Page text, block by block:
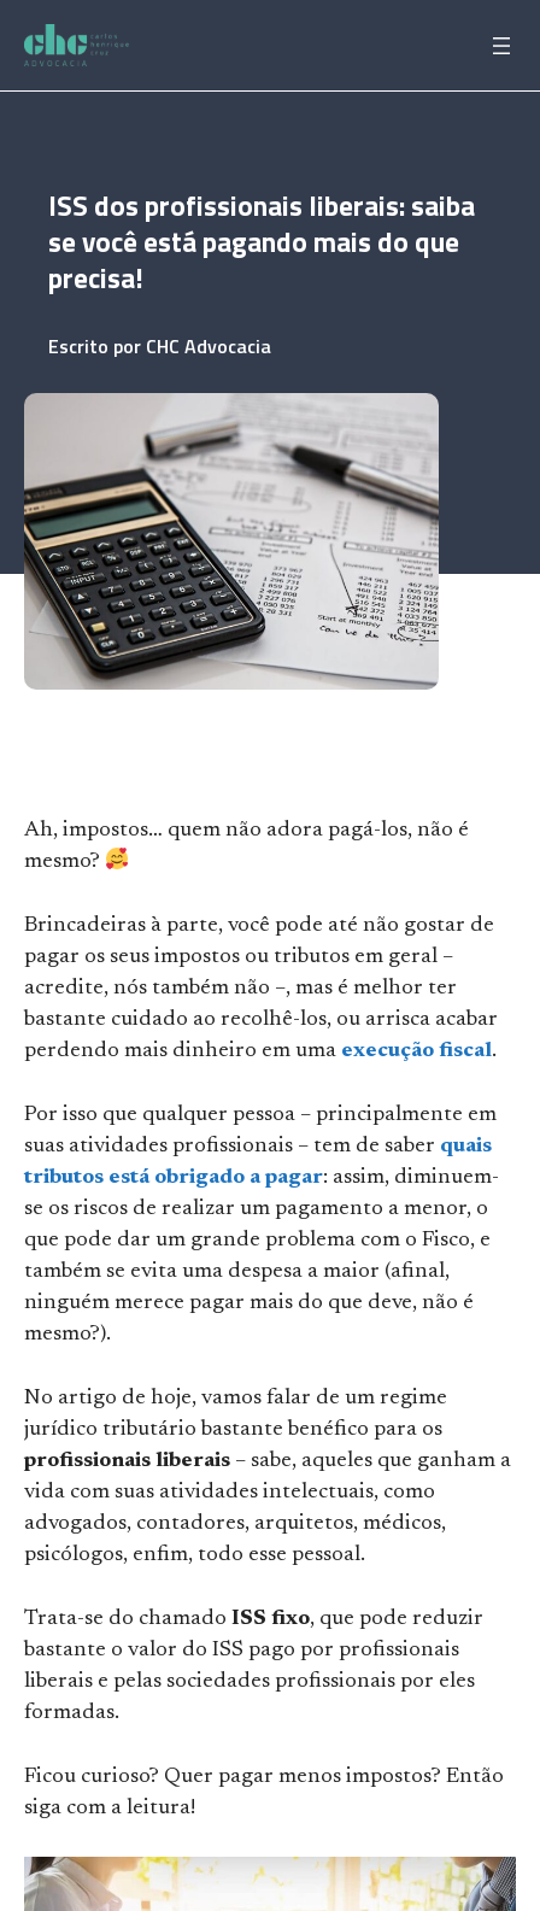
para
conteúdo
ISS dos profissionais liberais: saiba
se você está pagando mais do que
precisa!
Escrito por CHC Advocacia
Ah, impostos… quem não adora pagá-los, não é
mesmo?
Brincadeiras à parte, você pode até não gostar de
pagar os seus impostos ou tributos em geral –
acredite, nós também não –, mas é melhor ter
bastante cuidado ao recolhê-los, ou arrisca acabar
perdendo mais dinheiro em uma execução fiscal.
Por isso que qualquer pessoa – principalmente em
suas atividades profissionais – tem de saber quais
tributos está obrigado a pagar: assim, diminuem-
se os riscos de realizar um pagamento a menor, o
que pode dar um grande problema com o Fisco, e
também se evita uma despesa a maior (afinal,
ninguém merece pagar mais do que deve, não é
mesmo?).
No artigo de hoje, vamos falar de um regime
jurídico tributário bastante benéfico para os
profissionais liberais – sabe, aqueles que ganham a
vida com suas atividades intelectuais, como
advogados, contadores, arquitetos, médicos,
psicólogos, enfim, todo esse pessoal.
Trata-se do chamado ISS fixo, que pode reduzir
bastante o valor do ISS pago por profissionais
liberais e pelas sociedades profissionais por eles
formadas.
Ficou curioso? Quer pagar menos impostos? Então
siga com a leitura!